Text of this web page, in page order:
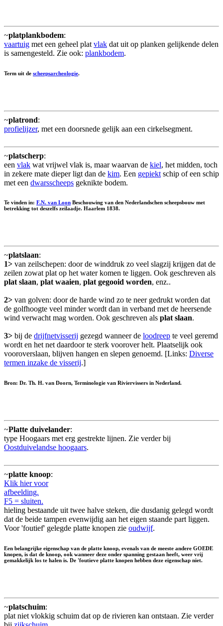
~platplankbodem:
vaartuig met een geheel plat vlak dat uit op planken gelijkende delen
is samengesteld. Zie ook: plankbodem.
Term uit de scheepsarcheologie.
~platrond:
profielijzer, met een doorsnede gelijk aan een cirkelsegment.
~platscherp:
een vlak wat vrijwel vlak is, maar waarvan de kiel, het midden, toch
in zekere mate dieper ligt dan de kim. Een gepiekt schip of een schip
met een dwarsscheeps geknikte bodem.
Te vinden in: F.N. van Loon Beschouwing van den Nederlandschen scheepsbouw met
betrekking tot deszelfs zeilaadje. Haarlem 1838.
~platslaan:
1> van zeilschepen: door de winddruk zo veel slagzij krijgen dat de
zeilen zowat plat op het water komen te liggen. Ook geschreven als
plat slaan, plat waaien, plat gegooid worden, enz..
2> van golven: door de harde wind zo te neer gedrukt worden dat
de golfhoogte veel minder wordt dan in verband met de heersende
wind verwacht mag worden. Ook geschreven als plat slaan.
3> bij de drijfnetvisserij gezegd wanneer de loodreep te veel geremd
wordt en het net daardoor te sterk voorover helt. Plaatselijk ook
vooroverslaan, blijven hangen en slepen genoemd. [Links: Diverse
termen inzake de visserij.]
Bron: Dr. Th. H. van Doorn, Terminologie van Riviervissers in Nederland.
~Platte duivelander:
type Hoogaars met erg gestrekte lijnen. Zie verder bij
Oostduivelandse hoogaars.
~platte knoop:
Klik hier voor
afbeelding.
F5 = sluiten.
hieling bestaande uit twee halve steken, die dusdanig gelegd wordt
dat de beide tampen evenwijdig aan het eigen staande part liggen.
Voor 'foutief' gelegde platte knopen zie oudwijf.
Een belangrijke eigenschap van de platte knoop, evenals van de meeste andere GOEDE
knopen, is dat de knoop, ook wanneer deze onder spanning gestaan heeft, weer vrij
gemakkelijk los te halen is. De 'foutieve platte knopen hebben deze eigenschap niet.
~platschuim:
plat niet vlokkig schuim dat op de rivieren kan ontstaan. Zie verder